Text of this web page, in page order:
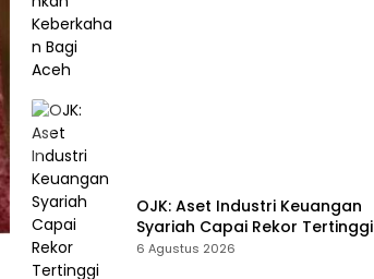
OJK: Aset Industri Keuangan
Syariah Capai Rekor Tertinggi
Rp3.131 Triliun pada 2025
6 Agustus 2026